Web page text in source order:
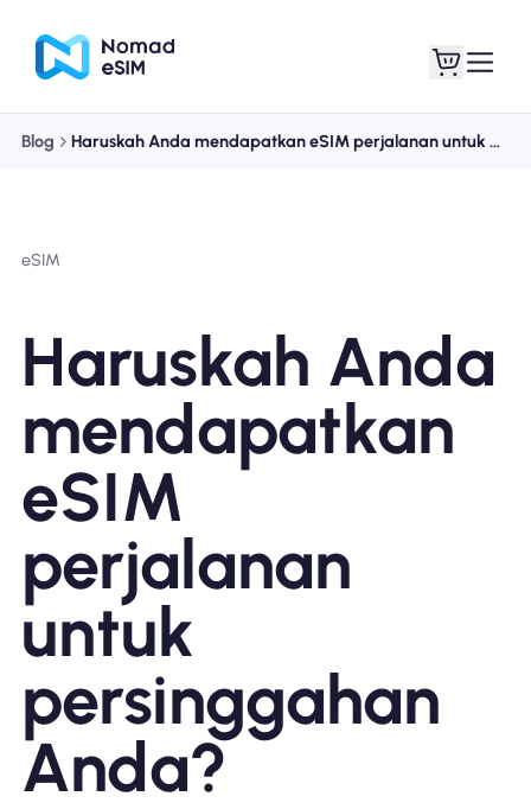
Paket Toko
Tentang eSIM
Mengapa Nomad eSIM
Menggunakan eSIM
Untuk bisnis
Blog Haruskah Anda mendapatkan eSIM perjalanan untuk persinggahan Anda?
eSIM
Haruskah Anda
mendapatkan
eSIM
perjalanan
untuk
persinggahan
Anda?